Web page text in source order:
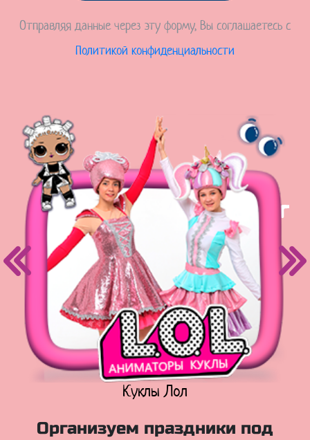
Отправляя данные через эту форму, Вы соглашаетесь с
Политикой конфиденциальности
Куклы Лол
Организуем праздники под